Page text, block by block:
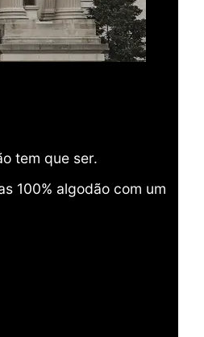
tem que ser.
100% algodão com um